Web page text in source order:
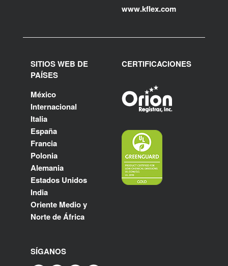
www.kflex.com
SITIOS WEB DE
PAÍSES
México
Internacional
Italia
España
Francia
Polonia
Alemania
Estados Unidos
India
Oriente Medio y
Norte de África
CERTIFICACIONES
SÍGANOS